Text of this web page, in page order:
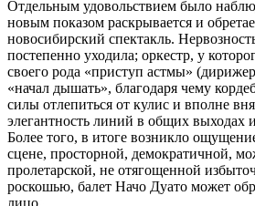
Отдельным удовольствием было
новым показом раскрывается и
новосибирский спектакль.
постепенно уходила; оркестр, у
своего рода «приступ астмы»
«начал дышать», благодаря чему
силы отлепиться от кулис и вполне
элегантность линий в общих выходах
Более того, в итоге возникло
сцене, просторной, демократичной,
пролетарской, не отягощенной
роскошью, балет Начо Дуато может
лицо.